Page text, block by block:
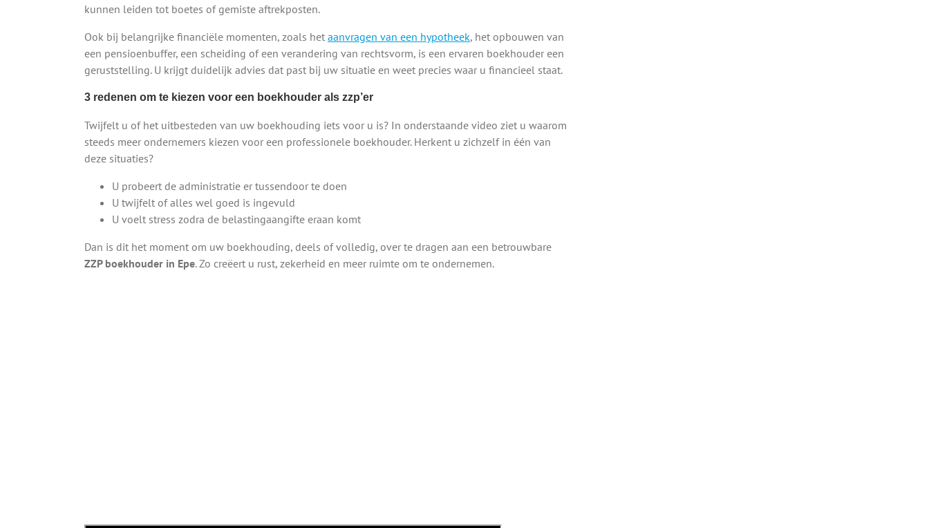
kunnen leiden tot boetes of gemiste aftrekposten.
Ook bij belangrijke financiële momenten, zoals het aanvragen van een hypotheek, het opbouwen van
een pensioenbuffer, een scheiding of een verandering van rechtsvorm, is een ervaren boekhouder een
geruststelling. U krijgt duidelijk advies dat past bij uw situatie en weet precies waar u financieel staat.
3 redenen om te kiezen voor een boekhouder als zzp’er
Twijfelt u of het uitbesteden van uw boekhouding iets voor u is? In onderstaande video ziet u waarom
steeds meer ondernemers kiezen voor een professionele boekhouder. Herkent u zichzelf in één van
deze situaties?
U probeert de administratie er tussendoor te doen
U twijfelt of alles wel goed is ingevuld
U voelt stress zodra de belastingaangifte eraan komt
Dan is dit het moment om uw boekhouding, deels of volledig, over te dragen aan een betrouwbare
ZZP boekhouder in Epe. Zo creëert u rust, zekerheid en meer ruimte om te ondernemen.